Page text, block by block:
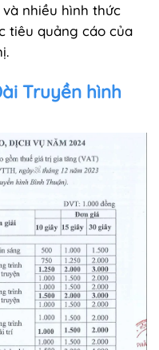
nhiều hình thức
tiêu quảng cáo của
Truyền hình